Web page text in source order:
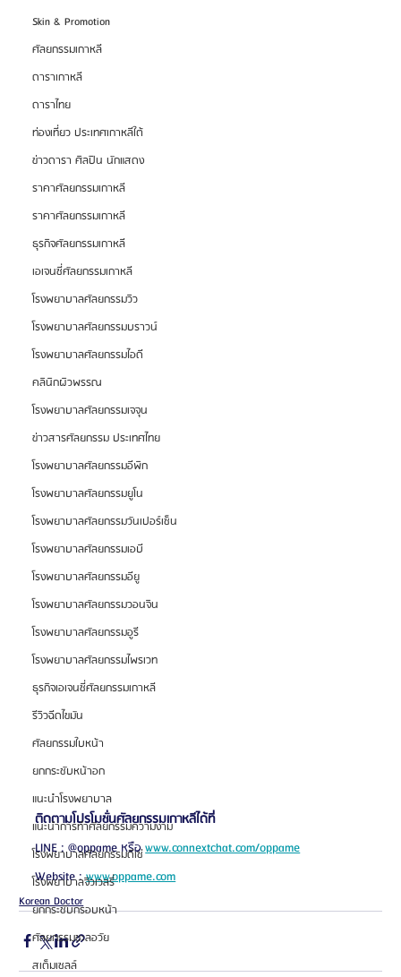
Skin & Promotion
ศัลยกรรมเกาหลี
ดาราเกาหลี
ดาราไทย
ท่องเที่ยว ประเทศเกาหลีใต้
ข่าวดารา ศิลปิน นักแสดง
ราคาศัลยกรรมเกาหลี
ราคาศัลยกรรมเกาหลี
ธุรกิจศัลยกรรมเกาหลี
เอเจนซี่ศัลยกรรมเกาหลี
โรงพยาบาลศัลยกรรมวิว
โรงพยาบาลศัลยกรรมบราวน์
โรงพยาบาลศัลยกรรมไอดี
คลินิกผิวพรรณ
โรงพยาบาลศัลยกรรมเจจุน
ข่าวสารศัลยกรรม ประเทศไทย
โรงพยาบาลศัลยกรรมอีพิก
โรงพยาบาลศัลยกรรมยูโน
โรงพยาบาลศัลยกรรมวันเปอร์เซ็น
โรงพยาบาลศัลยกรรมเอบี
โรงพยาบาลศัลยกรรมอียู
โรงพยาบาลศัลยกรรมวอนจิน
โรงพยาบาลศัลยกรรมอูรี
โรงพยาบาลศัลยกรรมไพรเวท
ธุรกิจเอเจนซี่ศัลยกรรมเกาหลี
รีวิวฉีดไขมัน
ศัลยกรรมใบหน้า
ยกกระชับหน้าอก
แนะนำโรงพยาบาล
แนะนำการทำศัลยกรรมความงาม
โรงพยาบาลศัลยกรรมดีเซ่
โรงพยาบาลจิวเวลรี่
ยกกระชับกรอบหน้า
ศัลยกรรมชะลอวัย
สเต็มเซลล์
ติดตามโปรโมชั่นศัลยกรรมเกาหลีได้ที่
LINE : @oppame หรือ www.connextchat.com/oppame
Website : www.oppame.com
Korean Doctor